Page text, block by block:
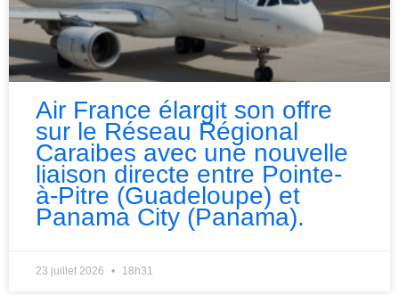
Air France élargit son offre
sur le Réseau Régional
Caraibes avec une nouvelle
liaison directe entre Pointe-
à-Pitre (Guadeloupe) et
Panama City (Panama).
23 juillet 2026 18h31